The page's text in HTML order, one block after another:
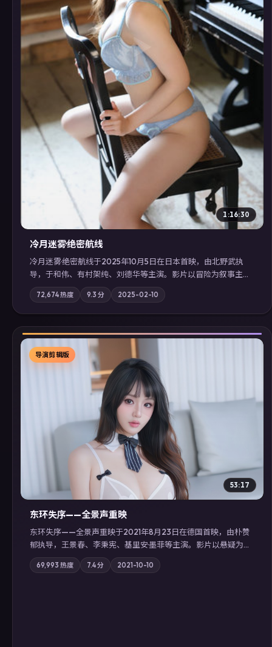
▶
1:16:30
冷月迷雾·绝密航线
冷月迷雾·绝密航线于2025年10月5日在日本首映，由北野武执
导，于和伟、有村架纯、刘德华等主演。影片以冒险为叙事主
轴，记忆碎片重组后，主角发现自己从未活过“真实”的一天；摄
影与配乐强化地域气质；站内亦可通过「国产免费观看高清电视
剧在线看」延展检索同类型高分佳作，畅享高清在线追剧体验。
72,674热度 9.3 分 2025-02-10
▶
导演剪辑版
53:17
东环失序——全景声重映
东环失序——全景声重映于2021年8月23日在德国首映，由朴赞
郁执导，王景春、李秉宪、基里安·墨菲等主演。影片以悬疑为叙
事主轴，科技与人性的边界在实验事故后逐渐模糊；摄影与配乐
强化地域气质；站内亦可通过「国产免费观看高清电视剧在线
69,993 热度 7.4分 2021-10-10